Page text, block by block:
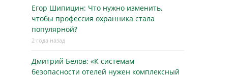
Егор Шипицин: Что нужно изменить,
чтобы профессия охранника стала
популярной?
2 года назад
Дмитрий Белов: «К системам
безопасности отелей нужен комплексный